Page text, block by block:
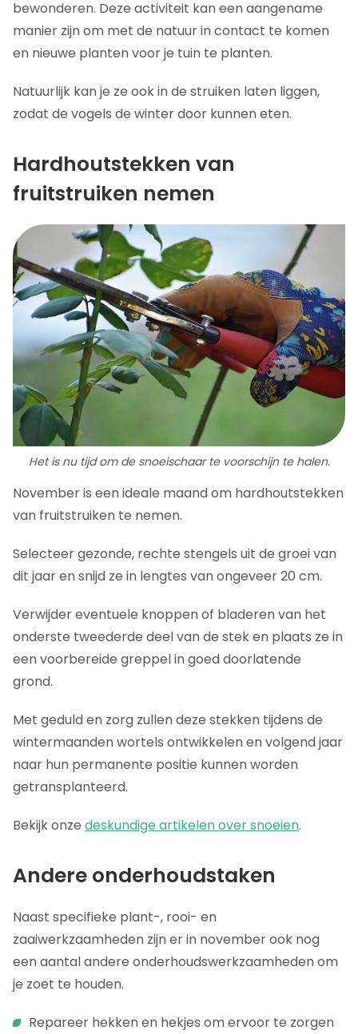
bewonderen. Deze activiteit kan een aangename
manier zijn om met de natuur in contact te komen
en nieuwe planten voor je tuin te planten.
Natuurlijk kan je ze ook in de struiken laten liggen,
zodat de vogels de winter door kunnen eten.
Hardhoutstekken van
fruitstruiken nemen
Het is nu tijd om de snoeischaar te voorschijn te halen.
November is een ideale maand om hardhoutstekken
van fruitstruiken te nemen.
Selecteer gezonde, rechte stengels uit de groei van
dit jaar en snijd ze in lengtes van ongeveer 20 cm.
Verwijder eventuele knoppen of bladeren van het
onderste tweederde deel van de stek en plaats ze in
een voorbereide greppel in goed doorlatende
grond.
Met geduld en zorg zullen deze stekken tijdens de
wintermaanden wortels ontwikkelen en volgend jaar
naar hun permanente positie kunnen worden
getransplanteerd.
Bekijk onze deskundige artikelen over snoeien.
Andere onderhoudstaken
Naast specifieke plant-, rooi- en
zaaiwerkzaamheden zijn er in november ook nog
een aantal andere onderhoudswerkzaamheden om
je zoet te houden.
Repareer hekken en hekjes om ervoor te zorgen